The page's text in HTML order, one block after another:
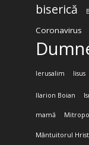
biserică
Coronavirus
Ierusalim Iisus
Ilarion Boian
mamă
Mântuitorul